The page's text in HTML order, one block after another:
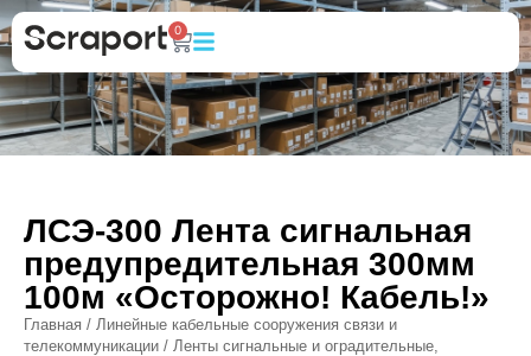
0
ЛСЭ-300 Лента сигнальная
предупредительная 300мм
100м «Осторожно! Кабель!»
Главная / Линейные кабельные сооружения связи и
телекоммуникации / Ленты сигнальные и оградительные,